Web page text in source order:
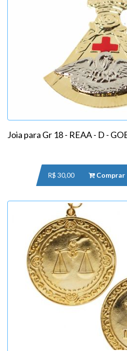
Joia para Gr 18 - REAA - D -
R$ 30,00 Comprar